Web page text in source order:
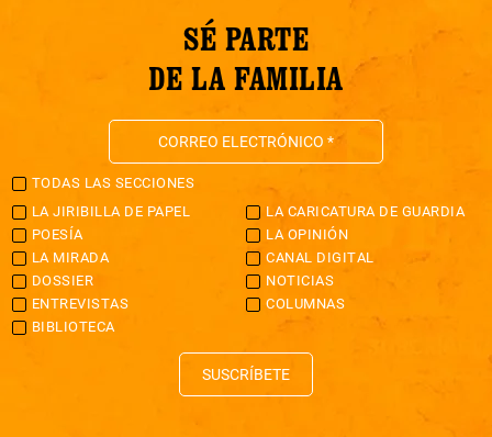
SÉ PARTE
DE LA FAMILIA
TODAS LAS SECCIONES
LA JIRIBILLA DE PAPEL
LA CARICATURA DE GUARDIA
POESÍA
LA OPINIÓN
LA MIRADA
CANAL DIGITAL
DOSSIER
NOTICIAS
ENTREVISTAS
COLUMNAS
BIBLIOTECA
SUSCRÍBETE